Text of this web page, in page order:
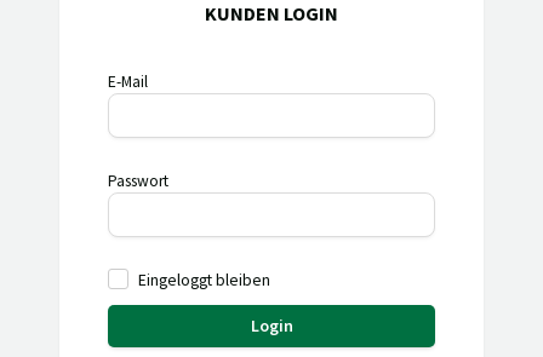
KUNDEN LOGIN
E-Mail
Passwort
Eingeloggt bleiben
Login